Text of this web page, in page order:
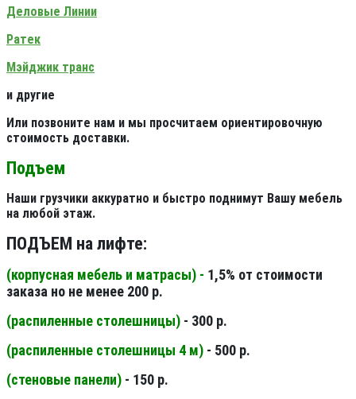
Деловые Линии
Ратек
Мэйджик транс
и другие
Или позвоните нам и мы просчитаем ориентировочную
стоимость доставки.
Подъем
Наши грузчики аккуратно и быстро поднимут Вашу мебель
на любой этаж.
ПОДЪЕМ на лифте:
(корпусная мебель и матрасы) - 1,5% от стоимости
заказа но не менее 200 р.
(распиленные столешницы) - 300 р.
(распиленные столешницы 4 м) - 500 р.
(стеновые панели) - 150 р.